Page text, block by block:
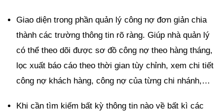
Giao diện trong phần quản lý công nợ đơn giản chia
thành các trường thông tin rõ ràng. Giúp nhà quản lý
có thể theo dõi được sơ đồ công nợ theo hàng tháng,
lọc xuất báo cáo theo thời gian tùy chỉnh, xem chi tiết
công nợ khách hàng, công nợ của từng chi nhánh,…
Khi cần tìm kiếm bất kỳ thông tin nào về bất kì các